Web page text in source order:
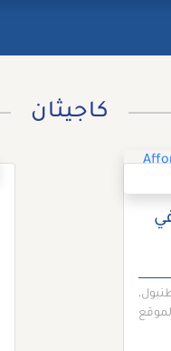
كاجيثان